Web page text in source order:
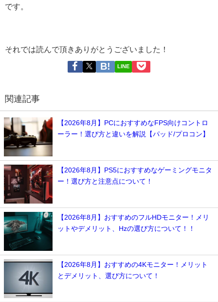
です。
それでは読んで頂きありがとうございました！
LINE
関連記事
【2026年8月】PCにおすすめなFPS向けコントロ
ーラー！選び方と違いを解説【パッド/プロコン】
【2026年8月】PS5におすすめなゲーミングモニタ
ー！選び方と注意点について！
【2026年8月】おすすめのフルHDモニター！メリ
ットやデメリット、Hzの選び方について！！
【2026年8月】おすすめの4Kモニター！メリット
とデメリット、選び方について！